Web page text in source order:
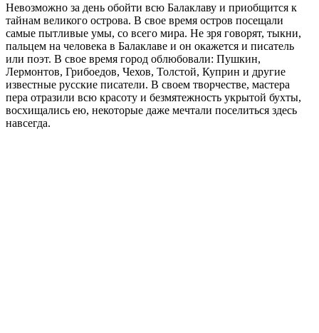
Невозможно за день обойти всю Балаклаву и приобщится к
тайнам великого острова. В свое время остров посещали
самые пытливые умы, со всего мира. Не зря говорят, тыкни,
пальцем на человека в Балаклаве и он окажется и писатель
или поэт. В свое время город облюбовали: Пушкин,
Лермонтов, Грибоедов, Чехов, Толстой, Куприн и другие
известные русские писатели. В своем творчестве, мастера
пера отразили всю красоту и безмятежность укрытой бухты,
восхищались ею, некоторые даже мечтали поселиться здесь
навсегда.